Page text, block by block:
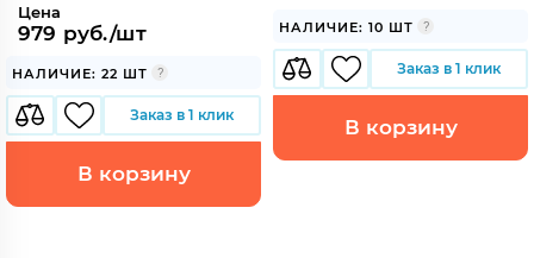
Цена
979 руб./шт
НАЛИЧИЕ: 22 ШТ
Заказ в 1 клик
В корзину
НАЛИЧИЕ: 10 ШТ
Заказ в 1 клик
В корзину